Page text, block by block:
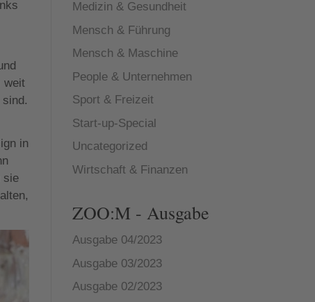
weit
in
sie
Medizin & Gesundheit
Mensch & Führung
Mensch & Maschine
People & Unternehmen
Sport & Freizeit
Start-up-Special
Uncategorized
Wirtschaft & Finanzen
ZOO:M - Ausgabe
Ausgabe 04/2023
Ausgabe 03/2023
Ausgabe 02/2023